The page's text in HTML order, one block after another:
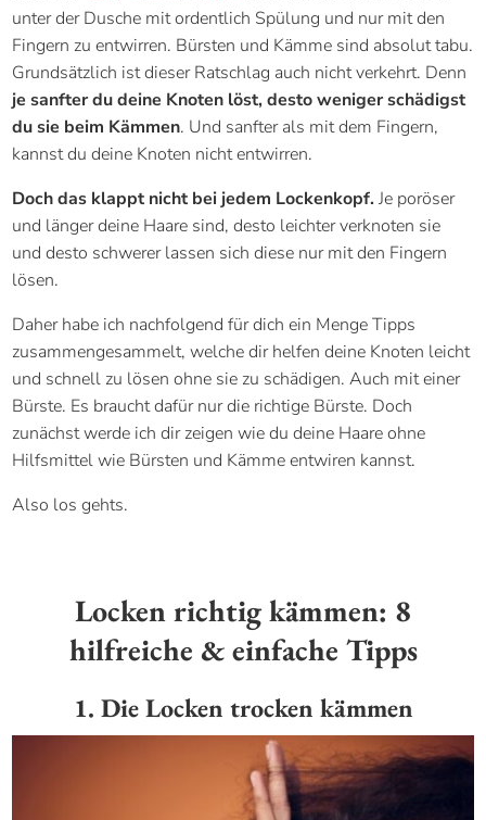
unter der Dusche mit ordentlich Spülung und nur mit den
Fingern zu entwirren. Bürsten und Kämme sind absolut tabu.
Grundsätzlich ist dieser Ratschlag auch nicht verkehrt. Denn
je sanfter du deine Knoten löst, desto weniger schädigst
du sie beim Kämmen. Und sanfter als mit dem Fingern,
kannst du deine Knoten nicht entwirren.
Doch das klappt nicht bei jedem Lockenkopf. Je poröser
und länger deine Haare sind, desto leichter verknoten sie
und desto schwerer lassen sich diese nur mit den Fingern
lösen.
Daher habe ich nachfolgend für dich ein Menge Tipps
zusammengesammelt, welche dir helfen deine Knoten leicht
und schnell zu lösen ohne sie zu schädigen. Auch mit einer
Bürste. Es braucht dafür nur die richtige Bürste. Doch
zunächst werde ich dir zeigen wie du deine Haare ohne
Hilfsmittel wie Bürsten und Kämme entwiren kannst.
Also los gehts.
Locken richtig kämmen: 8
hilfreiche & einfache Tipps
1. Die Locken trocken kämmen